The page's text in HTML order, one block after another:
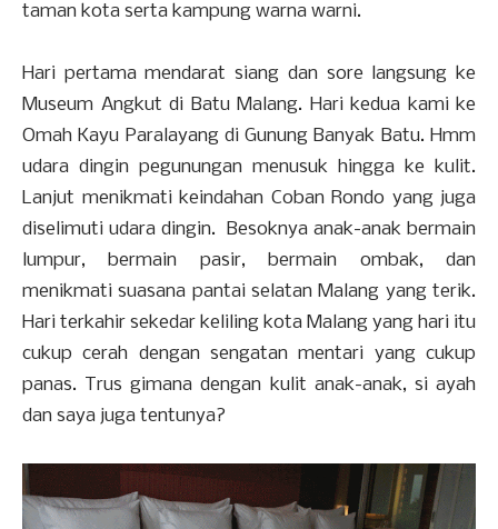
taman kota serta kampung warna warni.
Hari pertama mendarat siang dan sore langsung ke
Museum Angkut di Batu Malang. Hari kedua kami ke
Omah Kayu Paralayang di Gunung Banyak Batu. Hmm
udara dingin pegunungan menusuk hingga ke kulit.
Lanjut menikmati keindahan Coban Rondo yang juga
diselimuti udara dingin. Besoknya anak-anak bermain
lumpur, bermain pasir, bermain ombak, dan
menikmati suasana pantai selatan Malang yang terik.
Hari terkahir sekedar keliling kota Malang yang hari itu
cukup cerah dengan sengatan mentari yang cukup
panas. Trus gimana dengan kulit anak-anak, si ayah
dan saya juga tentunya?